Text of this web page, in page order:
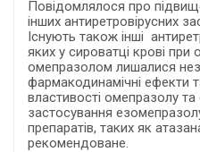
Повідомлялося про
інших антиретровірусних
Існують також інші
яких у сироватці крові
омепразолом лишалися
фармакодинамічні ефекти
властивості омепразолу
застосування
препаратів, таких як
рекомендоване.